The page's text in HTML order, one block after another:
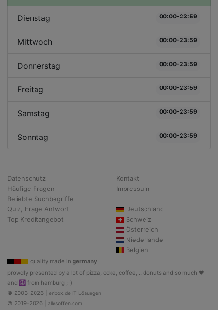
Dienstag 00:00-23:59
Mittwoch 00:00-23:59
Donnerstag 00:00-23:59
Freitag 00:00-23:59
Samstag 00:00-23:59
Sonntag 00:00-23:59
Datenschutz
Häufige Fragen
Beliebte Suchbegriffe
Quiz, Frage Antwort
Top Kreditangebot
Kontakt
Impressum
Deutschland
Schweiz
Österreich
Niederlande
Belgien
quality made in germany
prowdly presented by a lot of pizza, coke, coffee, .. donuts and so much ♥
and ☮ from hamburg ;-)
© 2003-2026 | enbox.de IT Lösungen
© 2019-2026 | allesoffen.com